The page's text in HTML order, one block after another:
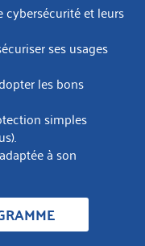
et leurs
ses usages
les bons
simples
à son